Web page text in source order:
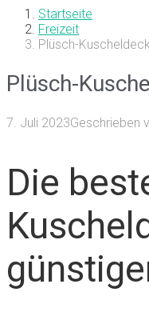
Startseite
Freizeit
Plüsch-
Plüsch-
7. Juli 2023Geschrieben
Die